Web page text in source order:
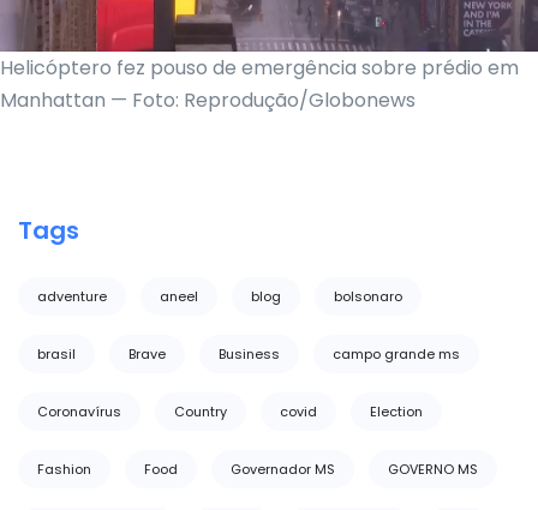
Helicóptero fez pouso de emergência sobre prédio em
Manhattan — Foto: Reprodução/Globonews
Tags
adventure aneel blog bolsonaro
brasil Brave Business campo grande ms
Coronavírus Country covid Election
Fashion Food Governador MS GOVERNO MS